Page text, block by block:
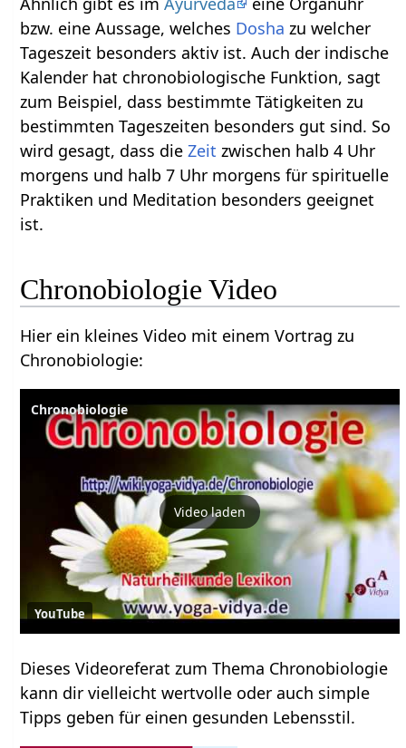
bzw. eine Aussage, welches Dosha zu welcher
Tageszeit besonders aktiv ist. Auch der indische
Kalender hat chronobiologische Funktion, sagt
zum Beispiel, dass bestimmte Tätigkeiten zu
bestimmten Tageszeiten besonders gut sind. So
wird gesagt, dass dieZeit zwischen halb 4 Uhr
morgens und halb 7 Uhr morgens für spirituelle
Praktiken und Meditation besonders geeignet
ist.
Chronobiologie Video
Hier ein kleines Video mit einem Vortrag zu
Chronobiologie:
Chronobiologie
Video laden
YouTube
Dieses Videoreferat zum Thema Chronobiologie
kann dir vielleicht wertvolle oder auch simple
Tipps geben für einen gesunden Lebensstil.